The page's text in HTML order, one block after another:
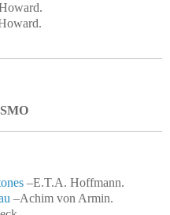
–E.T.A. Hoffmann.
–Achim von Armin.